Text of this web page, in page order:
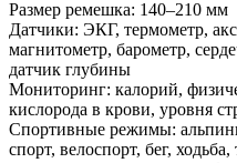
Размер ремешка: 140–210 мм
Датчики: ЭКГ, термометр,
магнитометр, барометр,
датчик глубины
Мониторинг: калорий,
кислорода в крови, уровня
Спортивные режимы:
спорт, велоспорт, бег,